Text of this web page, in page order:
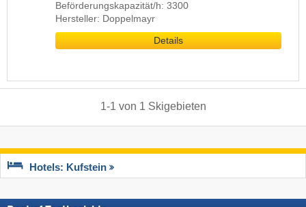
Beförderungskapazität/h: 3300
Hersteller: Doppelmayr
Details
1-1 von 1 Skigebieten
Hotels: Kufstein